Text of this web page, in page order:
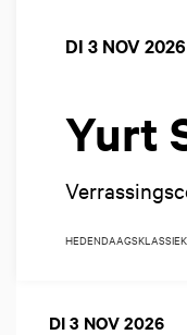
Yurt
DI 3 NOV 2026
HEDENDAAGSKLASSIEK
DI 3 NOV 2026